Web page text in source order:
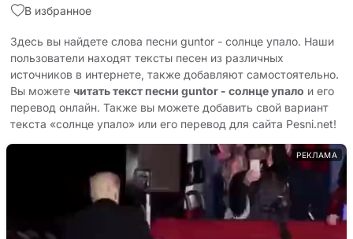
В избранное
Здесь вы найдете слова песни guntor - солнце упало. Наши
пользователи находят тексты песен из различных
источников в интернете, также добавляют самостоятельно.
Вы можете читать текст песни guntor - солнце упало и его
перевод онлайн. Также вы можете добавить свой вариант
текста «солнце упало» или его перевод для сайта Pesni.net!
РЕКЛАМА